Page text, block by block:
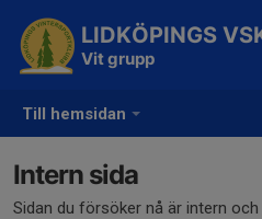
Till hemsidan
LIDKÖPINGS
Vit grupp
Intern sida
Sidan du försöker nå är intern